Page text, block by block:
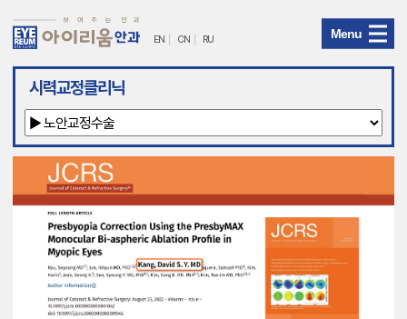
아
리
EN CN RU Menu
시력교정클리닉